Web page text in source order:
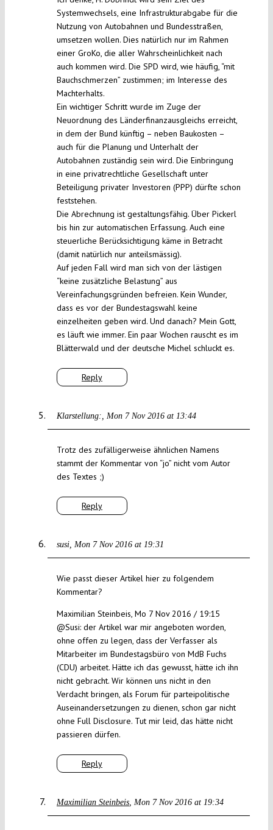
Reply
Systemwechsels, eine Infrastrukturabgabe für die
Nutzung von Autobahnen und Bundesstraßen,
umsetzen wollen. Dies natürlich nur im Rahmen
einer GroKo, die aller Wahrscheinlichkeit nach
auch kommen wird. Die SPD wird, wie häufig, “mit
Bauchschmerzen” zustimmen; im Interesse des
Machterhalts.
Ein wichtiger Schritt wurde im Zuge der
Neuordnung des Länderfinanzausgleichs erreicht,
in dem der Bund künftig – neben Baukosten –
auch für die Planung und Unterhalt der
Autobahnen zuständig sein wird. Die Einbringung
in eine privatrechtliche Gesellschaft unter
Beteiligung privater Investoren (PPP) dürfte schon
feststehen.
Die Abrechnung ist gestaltungsfähig. Über Pickerl
bis hin zur automatischen Erfassung. Auch eine
steuerliche Berücksichtigung käme in Betracht
(damit natürlich nur anteilsmässig).
Auf jeden Fall wird man sich von der lästigen
“keine zusätzliche Belastung” aus
Vereinfachungsgründen befreien. Kein Wunder,
dass es vor der Bundestagswahl keine
einzelheiten geben wird. Und danach? Mein Gott,
es läuft wie immer. Ein paar Wochen rauscht es im
Blätterwald und der deutsche Michel schluckt es.
Klarstellung: Mon 7 Nov 2016 at 13:44
Reply
Trotz des zufälligerweise ähnlichen Namens
stammt der Kommentar von “jo” nicht vom Autor
des Textes ;)
susi Mon 7 Nov 2016 at 19:31
Reply
Wie passt dieser Artikel hier zu folgendem
Kommentar?
Maximilian Steinbeis, Mo 7 Nov 2016 / 19:15
@Susi: der Artikel war mir angeboten worden,
ohne offen zu legen, dass der Verfasser als
Mitarbeiter im Bundestagsbüro von MdB Fuchs
(CDU) arbeitet. Hätte ich das gewusst, hätte ich ihn
nicht gebracht. Wir können uns nicht in den
Verdacht bringen, als Forum für parteipolitische
Auseinandersetzungen zu dienen, schon gar nicht
ohne Full Disclosure. Tut mir leid, das hätte nicht
passieren dürfen.
Maximilian Steinbeis Mon 7 Nov 2016 at 19:34